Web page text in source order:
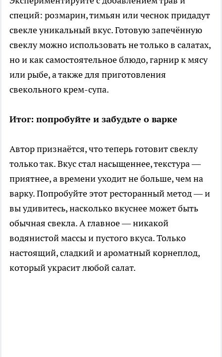
специй: розмарин, тимьян или чеснок придадут
свекле уникальный вкус. Готовую запечённую
свеклу можно использовать не только в салатах,
но и как самостоятельное блюдо, гарнир к мясу
или рыбе, а также для приготовления
свекольного крем-супа.
Итог: попробуйте и забудьте о варке
Автор признаётся, что теперь готовит свеклу
только так. Вкус стал насыщеннее, текстура —
приятнее, а времени уходит не больше, чем на
варку. Попробуйте этот ресторанный метод — и
вы удивитесь, насколько вкуснее может быть
обычная свекла. А главное — никакой
водянистой массы и пустого вкуса. Только
настоящий, сладкий и ароматный корнеплод,
который украсит любой салат.